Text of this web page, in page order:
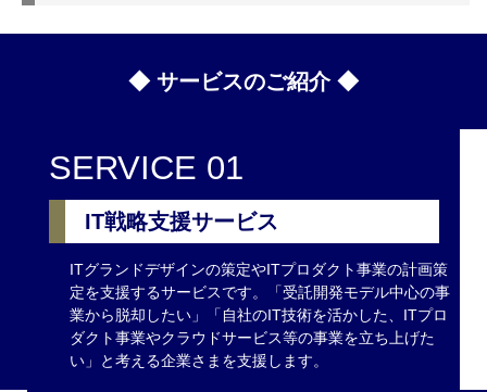
◆ サービスのご紹介 ◆
SERVICE 01
IT戦略支援サービス
ITグランドデザインの策定やITプロダクト事業の計画策
定を支援するサービスです。「受託開発モデル中心の事
業から脱却したい」「自社のIT技術を活かした、ITプロ
ダクト事業やクラウドサービス等の事業を立ち上げた
い」と考える企業さまを支援します。